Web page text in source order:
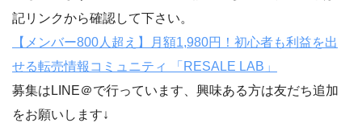
記リンクから確認して下さい。
【メンバー800人超え】月額1,980円！初心者も利益を出
せる転売情報コミュニティ 「RESALE LAB」
募集はLINE＠で行っています、興味ある方は友だち追加
をお願いします↓